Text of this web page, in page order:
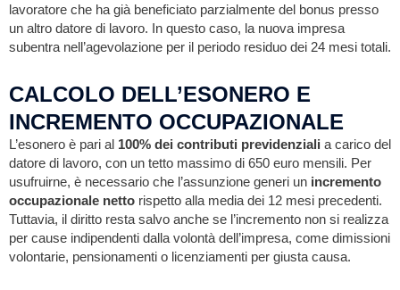
lavoratore che ha già beneficiato parzialmente del bonus presso
un altro datore di lavoro. In questo caso, la nuova impresa
subentra nell’agevolazione per il periodo residuo dei 24 mesi totali.
CALCOLO DELL’ESONERO E
INCREMENTO OCCUPAZIONALE
L’esonero è pari al 100% dei contributi previdenziali a carico del
datore di lavoro, con un tetto massimo di 650 euro mensili. Per
usufruirne, è necessario che l’assunzione generi un incremento
occupazionale netto rispetto alla media dei 12 mesi precedenti.
Tuttavia, il diritto resta salvo anche se l’incremento non si realizza
per cause indipendenti dalla volontà dell’impresa, come dimissioni
volontarie, pensionamenti o licenziamenti per giusta causa.